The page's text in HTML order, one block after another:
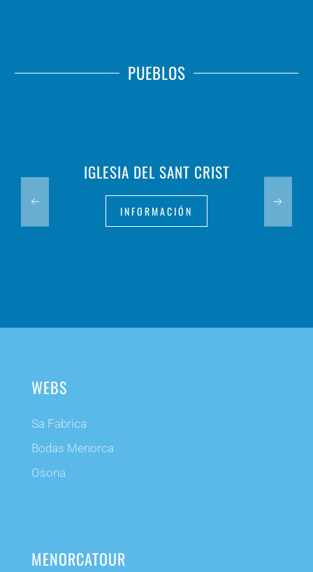
PUEBLOS
IGLESIA DEL SANT CRIST
INFORMACIÓN
WEBS
Sa Fabrica
Bodas Menorca
Osona
MENORCATOUR